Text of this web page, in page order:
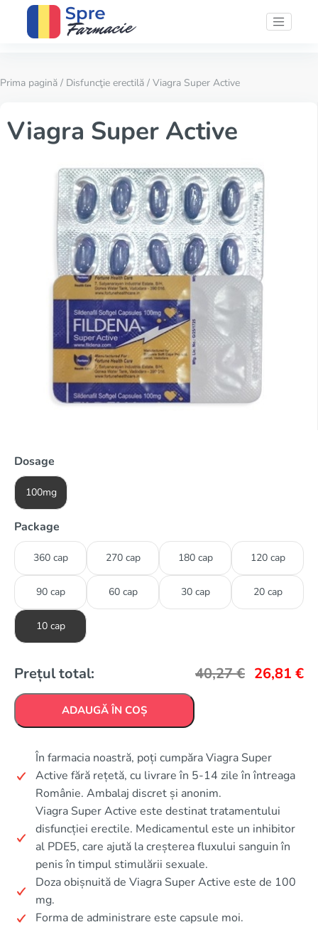
Prima pagină / Disfuncţie erectilă / Viagra Super Active
Viagra Super Active
Dosage
100mg
Package
360 cap 270 cap 180 cap 120 cap
90 cap 60 cap 30 cap 20 cap
10 cap
Prețul total: 40,27€ 26,81 €
ADAUGĂ ÎN COȘ
În farmacia noastră, poți cumpăra Viagra Super
Active fără rețetă, cu livrare în 5-14 zile în întreaga
Românie. Ambalaj discret și anonim.
Viagra Super Active este destinat tratamentului
disfuncției erectile. Medicamentul este un inhibitor
al PDE5, care ajută la creșterea fluxului sanguin în
penis în timpul stimulării sexuale.
Doza obișnuită de Viagra Super Active este de 100
mg.
Forma de administrare este capsule moi.